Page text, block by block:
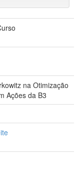
na Otimização
Ações da B3